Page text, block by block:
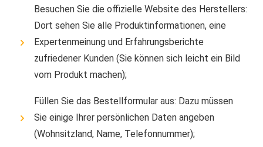
Besuchen Sie die offizielle Website des Herstellers:
Dort sehen Sie alle Produktinformationen, eine
Expertenmeinung und Erfahrungsberichte
zufriedener Kunden (Sie können sich leicht ein Bild
vom Produkt machen);
Füllen Sie das Bestellformular aus: Dazu müssen
Sie einige Ihrer persönlichen Daten angeben
(Wohnsitzland, Name, Telefonnummer);